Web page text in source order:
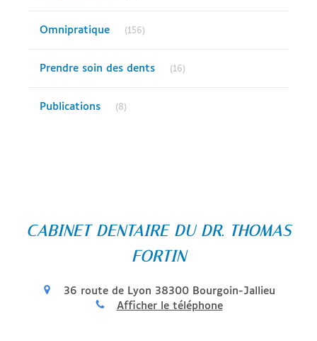
Omnipratique (156)
Prendre soin des dents (16)
Publications (8)
CABINET DENTAIRE DU DR. THOMAS
FORTIN
36 route de Lyon 38300 Bourgoin-Jallieu
Afficher le téléphone